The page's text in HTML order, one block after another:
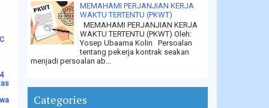
MEMAHAMI PERJANJIAN KERJA
WAKTU TERTENTU (PKWT)
MEMAHAMI PERJANJIAN KERJA
WAKTU TERTENTU (PKWT) Oleh:
Yosep Ubaama Kolin Persoalan
tentang pekerja kontrak seakan
menjadi persoalan ab...
Categories